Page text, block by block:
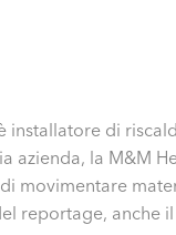
installatore di
azienda, la M&M
movimentare
reportage, anche